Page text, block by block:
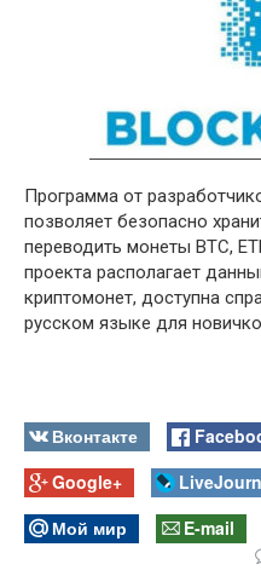
Программа от
позволяет безопасно
переводить монеты BTC,
проекта располагает
криптомонет, доступна
русском языке для
Вконтакте
Google+
Мой мир
E-mail